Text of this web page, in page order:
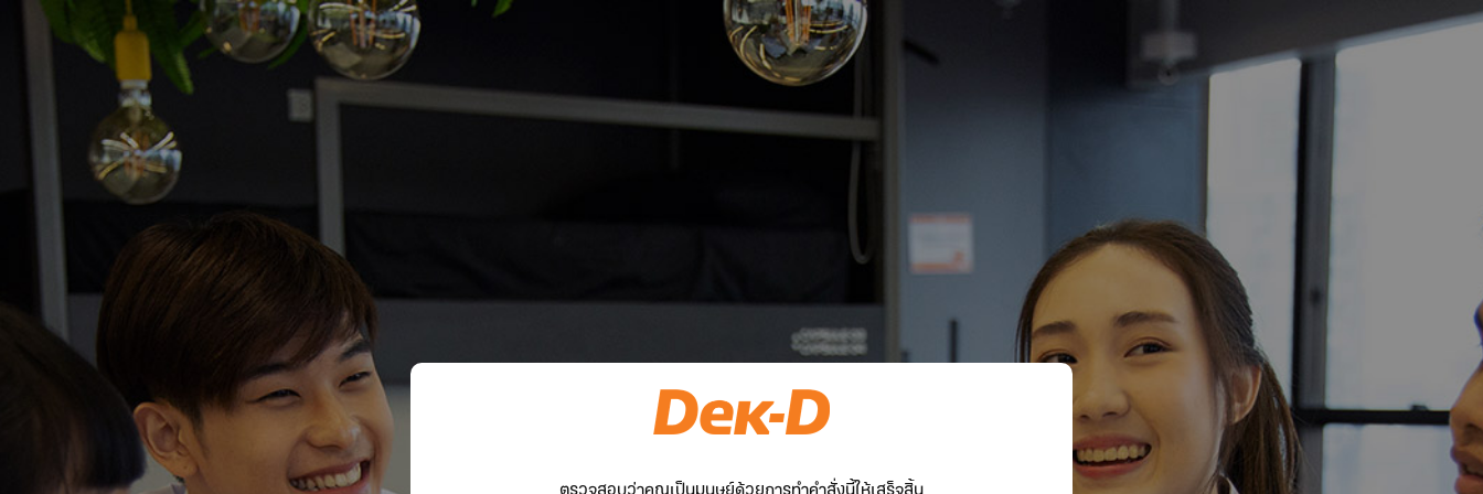
ตรวจสอบว่าคุณเป็นมนุษย์ด้วยการทำคำสั่งนี้ให้เสร็จสิ้น